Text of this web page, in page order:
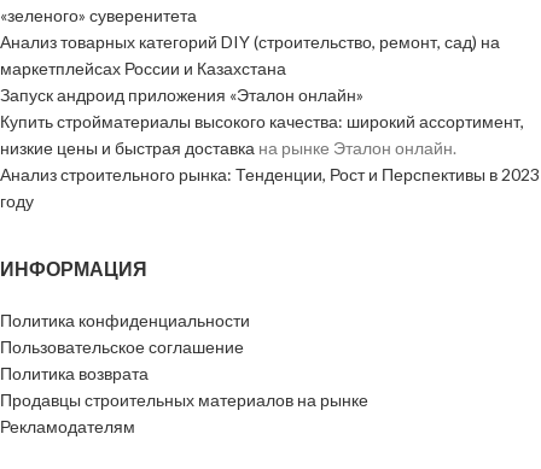
«зеленого» суверенитета
Анализ товарных категорий DIY (строительство, ремонт, сад) на
маркетплейсах России и Казахстана
Запуск андроид приложения «Эталон онлайн»
Купить стройматериалы высокого качества: широкий ассортимент,
низкие цены и быстрая доставка на рынке Эталон онлайн.
Анализ строительного рынка: Тенденции, Рост и Перспективы в 2023
году
ИНФОРМАЦИЯ
Политика конфиденциальности
Пользовательское соглашение
Политика возврата
Продавцы строительных материалов на рынке
Рекламодателям